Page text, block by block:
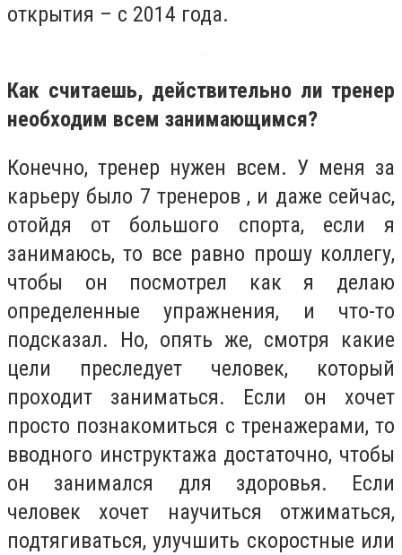
открытия – с 2014 года.
Как считаешь, действительно ли тренер
необходим всем занимающимся?
Конечно, тренер нужен всем. У меня за
карьеру было 7 тренеров , и даже сейчас,
отойдя от большого спорта, если я
занимаюсь, то все равно прошу коллегу,
чтобы он посмотрел как я делаю
определенные упражнения, и что-то
подсказал. Но, опять же, смотря какие
цели преследует человек, который
проходит заниматься. Если он хочет
просто познакомиться с тренажерами, то
вводного инструктажа достаточно, чтобы
он занимался для здоровья. Если
человек хочет научиться отжиматься,
подтягиваться, улучшить скоростные или